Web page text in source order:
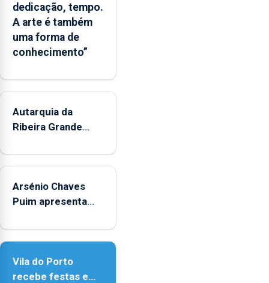
Municipal
de
Museus
aos
durante
mês
de
entre
14h00
e
18h00.
dedicação, tempo.
A arte é também
uma forma de
conhecimento”
Autarquia da
Ribeira Grande
"Museus no Verão"
Arsénio Chaves
Puim apresenta
de Vila do Porto
Vila do Porto
recebe festas em